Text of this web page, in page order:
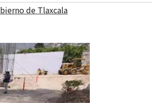
de Tlaxcala